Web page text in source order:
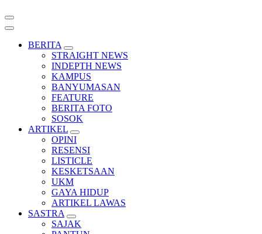
BERITA
STRAIGHT NEWS
INDEPTH NEWS
KAMPUS
BANYUMASAN
FEATURE
BERITA FOTO
SOSOK
ARTIKEL
OPINI
RESENSI
LISTICLE
KESKETSAAN
UKM
GAYA HIDUP
ARTIKEL LAWAS
SASTRA
SAJAK